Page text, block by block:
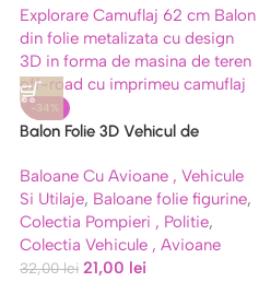
-34%
Balon Folie 3D Vehicul de
Baloane Cu Avioane , Vehicule
Si Utilaje, Baloane folie figurine,
Colectia Pompieri , Politie,
Colectia Vehicule , Avioane
32,00lei 21,00 lei